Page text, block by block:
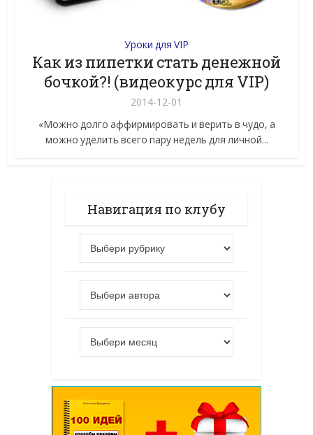
Уроки для VIP
Как из пипетки стать денежной
бочкой?! (видеокурс для VIP)
2014-12-01
«Можно долго аффирмировать и верить в чудо, а
можно уделить всего пару недель для личной...
Навигация по клубу